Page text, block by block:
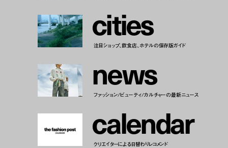
cities
注目ショップ、飲食店、ホテルの保存版ガイド
news
ファッション/ビューティ/カルチャーの最新ニュース
calendar
クリエイターによる日替わりレコメンド